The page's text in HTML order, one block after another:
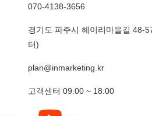
070-4138-3656
경기도 파주시 헤이리마을길 48-
터)
plan@inmarketing.kr
고객센터 09:00 ~ 18:00